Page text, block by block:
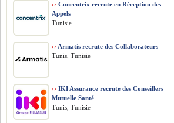
›› Concentrix recrute en Réception des
Appels
Tunisie
›› Armatis recrute des Collaborateurs
Tunis, Tunisie
›› IKI Assurance recrute des Conseillers
Mutuelle Santé
Tunis, Tunisie